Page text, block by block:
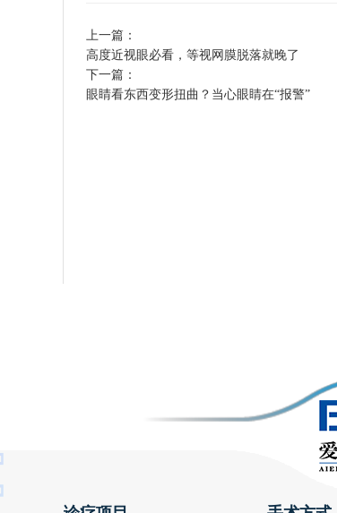
上一篇：
高度近视眼必看，等视网膜脱落就晚了
下一篇：
眼睛看东西变形扭曲？当心眼睛在“报警”